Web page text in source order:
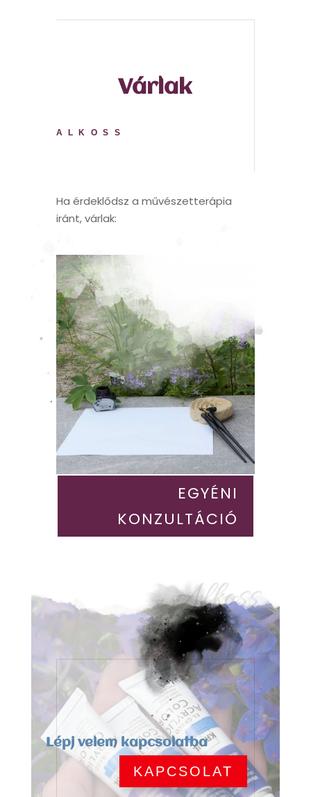
Várlak
ALKOSS
Ha érdeklődsz a művészetterápia
iránt, várlak:
EGYÉNI
KONZULTÁCIÓ
Alkoss
Lépj velem kapcsolatba
KAPCSOLAT